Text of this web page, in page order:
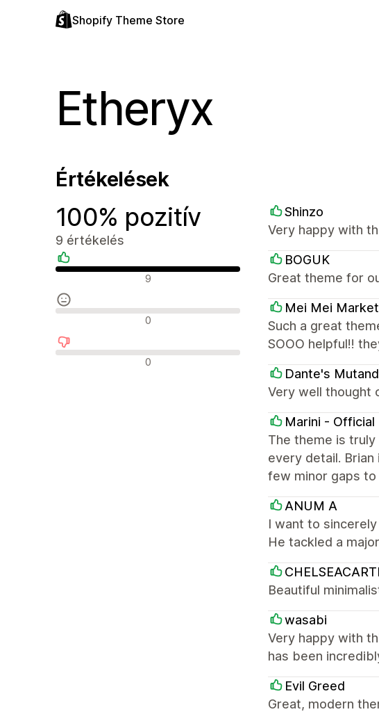
Shopify Theme Store
Etheryx
Értékelések
100% pozitív
9 értékelés
Pozitív értékelések
9
Semleges értékelések
0
Negatív értékelések
0
Shinzo
Very happy with
BOGUK
Great theme for
Mei Mei Market
Such a great
SOOO helpful!!
Dante's
Very well thought
Marini - Official
The theme is
every detail.
few minor gaps to
ANUM A
I want to
He tackled a
Beautiful
wasabi
Very happy with
has been
Evil Greed
Great, modern